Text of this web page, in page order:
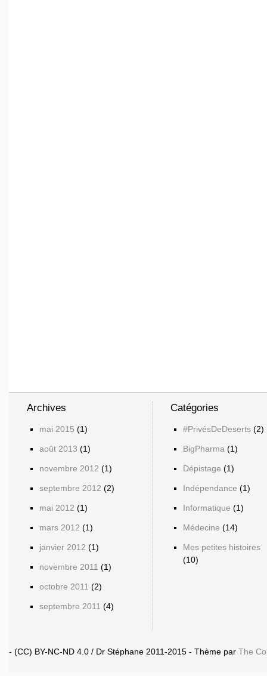
Archives
mai 2015 (1)
août 2013 (1)
novembre 2012 (1)
septembre 2012 (2)
mai 2012 (1)
mars 2012 (1)
janvier 2012 (1)
novembre 2011 (1)
octobre 2011 (2)
septembre 2011 (4)
Catégories
#PrivésDeDeserts (2)
BigPharma (1)
Dépistage (1)
Indépendance (1)
Informatique (1)
Médecine (14)
Mes petites histoires
(10)
- (CC) BY-NC-ND 4.0 / Dr Stéphane 2011-2015 - Thème par The